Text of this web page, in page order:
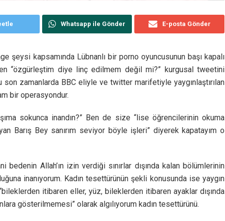
Whatsapp ile Gönder E-posta Gönder
şeysi kapsamında Lübnanlı bir porno oyuncusunun başı kapalı
“özgürleştim diye linç edilmem değil mi?” kurgusal tweetini
son zamanlarda BBC eliyle ve twitter marifetiyle yaygınlaştırılan
bir operasyondur.
sokunca inandın?” Ben de size “lise öğrencilerinin okuma
Barış Bey sanırım seviyor böyle işleri” diyerek kapatayım o
bedenin Allah’ın izin verdiği sınırlar dışında kalan bölümlerinin
inanıyorum. Kadın tesettürünün şekli konusunda ise yaygın
itibaren eller, yüz, bileklerden itibaren ayaklar dışında
gösterilmemesi” olarak algılıyorum kadın tesettürünü.